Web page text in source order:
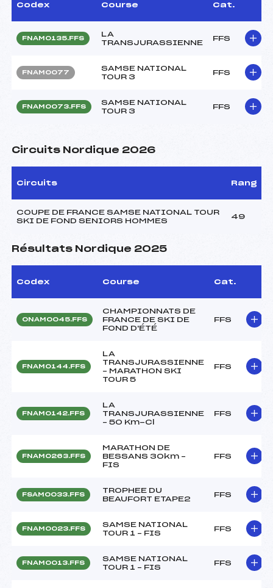
Codex Course Cat.
FNAM0135.FFS
LA
TRANSJURASSIENNE
FFS
FNAM0077
SAMSE NATIONAL
TOUR 3
FFS
FNAM0073.FFS
SAMSE NATIONAL
TOUR 3
FFS
Circuits Nordique 2026
Circuits Rang
COUPE DE FRANCE SAMSE NATIONAL TOUR
SKI DE FOND SENIORS HOMMES
49
Résultats Nordique 2025
Codex Course Cat.
ONAM0045.FFS
CHAMPIONNATS DE
FRANCE DE SKI DE
FOND D'ÉTÉ
FFS
FNAM0144.FFS
LA
TRANSJURASSIENNE
– MARATHON SKI
TOUR 5
FFS
FNAM0142.FFS
LA
TRANSJURASSIENNE
– 50 Km-Cl
FFS
FNAM0263.FFS
MARATHON DE
BESSANS 30km –
FIS
FFS
FSAM0033.FFS
TROPHEE DU
BEAUFORT ETAPE2
FFS
FNAM0023.FFS
SAMSE NATIONAL
TOUR 1 – FIS
FFS
FNAM0013.FFS
SAMSE NATIONAL
TOUR 1 – FIS
FFS